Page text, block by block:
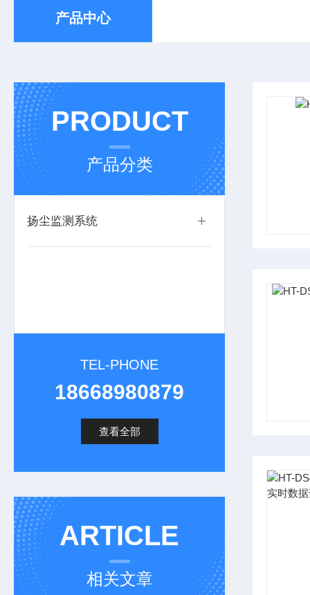
产品中心
PRODUCT
产品分类
扬尘监测系统
TEL-PHONE
18668980879
查看全部
ARTICLE
相关文章